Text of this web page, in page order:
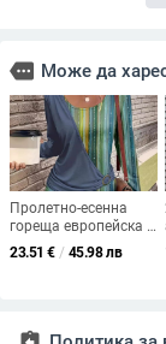
more Може да
Пролетно-есенна
гореща европейска и
американска дамска
нова тениска с
с дълъг ръкав,
23.51 € / 45.98 лв